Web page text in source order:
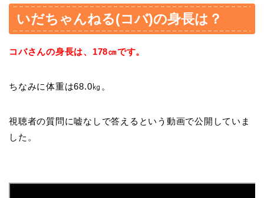
いだちゃんねる(コバ)の身長は？
コバさんの身長は、178㎝です。
ちなみに体重は68.0㎏。
視聴者の質問に嘘なしで答えるという動画で公開していま
した。